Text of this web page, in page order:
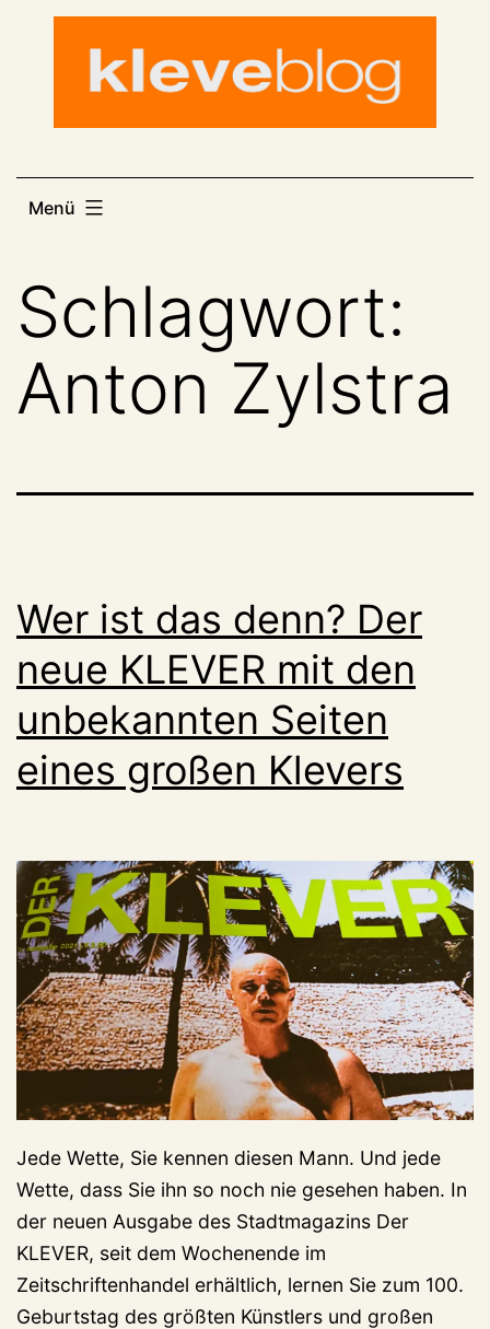
Menü
Schlagwort:
Anton Zylstra
Wer ist das denn? Der
neue KLEVER mit den
unbekannten Seiten
eines großen Klevers
Jede Wette, Sie kennen diesen Mann. Und jede
Wette, dass Sie ihn so noch nie gesehen haben. In
der neuen Ausgabe des Stadtmagazins Der
KLEVER, seit dem Wochenende im
Zeitschriftenhandel erhältlich, lernen Sie zum 100.
Geburtstag des größten Künstlers und großen